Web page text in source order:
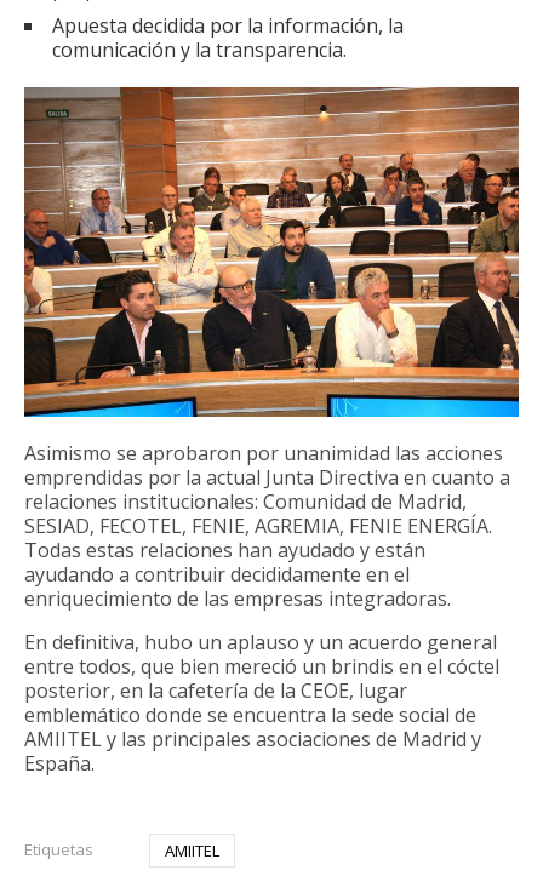
Apuesta decidida por la información, la
comunicación y la transparencia.
Asimismo se aprobaron por unanimidad las acciones
emprendidas por la actual Junta Directiva en cuanto a
relaciones institucionales: Comunidad de Madrid,
SESIAD, FECOTEL, FENIE, AGREMIA, FENIE ENERGÍA.
Todas estas relaciones han ayudado y están
ayudando a contribuir decididamente en el
enriquecimiento de las empresas integradoras.
En definitiva, hubo un aplauso y un acuerdo general
entre todos, que bien mereció un brindis en el cóctel
posterior, en la cafetería de la CEOE, lugar
emblemático donde se encuentra la sede social de
AMIITEL y las principales asociaciones de Madrid y
España.
Etiquetas AMIITEL